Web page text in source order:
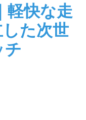
軽快な走
た次世
チ